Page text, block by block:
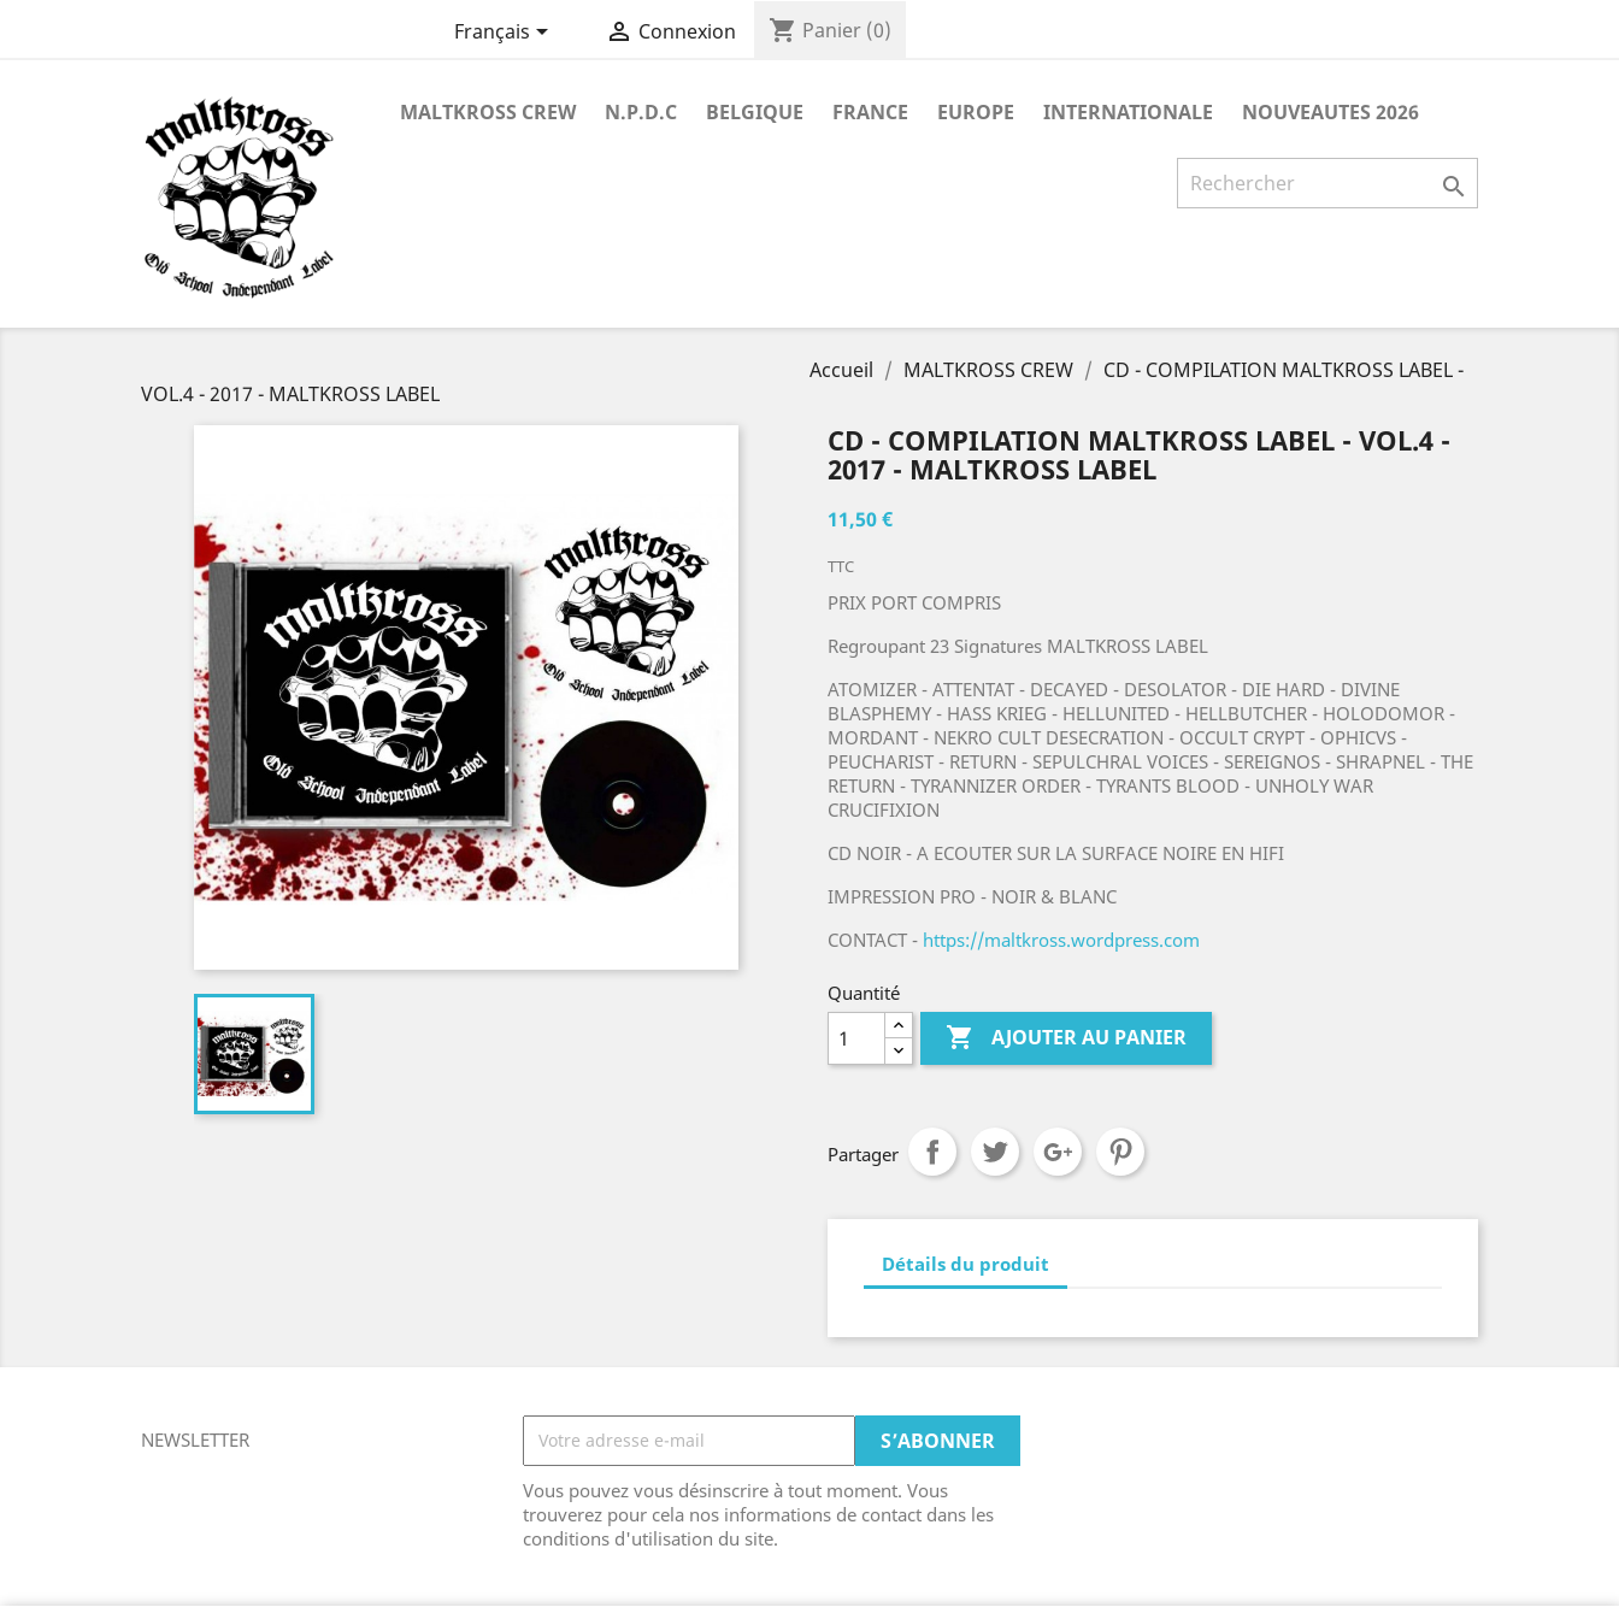
Français  Connexion shopping_cart Panier (0)
MALTKROSS CREW N.P.D.C BELGIQUE FRANCE EUROPE INTERNATIONALE NOUVEAUTES 2026

Accueil MALTKROSS CREW
CD - COMPILATION MALTKROSS LABEL -
VOL.4 - 2017 - MALTKROSS LABEL
CD - COMPILATION MALTKROSS LABEL - VOL.4 -
2017 - MALTKROSS LABEL
11,50 €
TTC
PRIX PORT COMPRIS
Regroupant 23 Signatures MALTKROSS LABEL
ATOMIZER - ATTENTAT - DECAYED - DESOLATOR - DIE HARD - DIVINE
BLASPHEMY - HASS KRIEG - HELLUNITED - HELLBUTCHER - HOLODOMOR -
MORDANT - NEKRO CULT DESECRATION - OCCULT CRYPT - OPHICVS -
PEUCHARIST - RETURN - SEPULCHRAL VOICES - SEREIGNOS - SHRAPNEL - THE
RETURN - TYRANNIZER ORDER - TYRANTS BLOOD - UNHOLY WAR
CRUCIFIXION
CD NOIR - A ECOUTER SUR LA SURFACE NOIRE EN HIFI
IMPRESSION PRO - NOIR & BLANC
CONTACT - https://maltkross.wordpress.com
Quantité
 AJOUTER AU PANIER
Partager
Détails du produit
NEWSLETTER
Vous pouvez vous désinscrire à tout moment. Vous
trouverez pour cela nos informations de contact dans les
conditions d'utilisation du site.